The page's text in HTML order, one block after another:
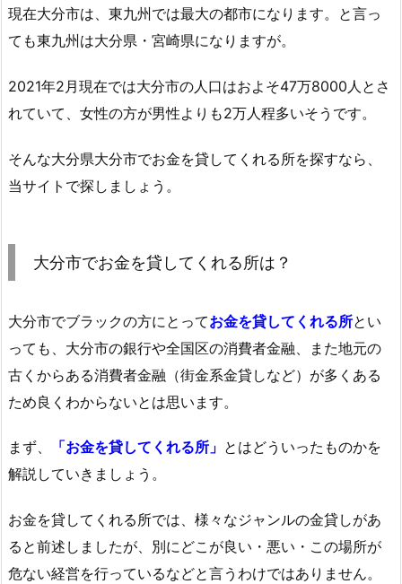
現在大分市は、東九州では最大の都市になります。と言っ
ても東九州は大分県・宮崎県になりますが。
2021年2月現在では大分市の人口はおよそ47万8000人とさ
れていて、女性の方が男性よりも2万人程多いそうです。
そんな大分県大分市でお金を貸してくれる所を探すなら、
当サイトで探しましょう。
大分市でお金を貸してくれる所は？
大分市でブラックの方にとってお金を貸してくれる所とい
っても、大分市の銀行や全国区の消費者金融、また地元の
古くからある消費者金融（街金系金貸しなど）が多くある
ため良くわからないとは思います。
まず、 「お金を貸してくれる所」 とはどういったものかを
解説していきましょう。
お金を貸してくれる所では、様々なジャンルの金貸しがあ
ると前述しましたが、別にどこが良い・悪い・この場所が
危ない経営を行っているなどと言うわけではありません。